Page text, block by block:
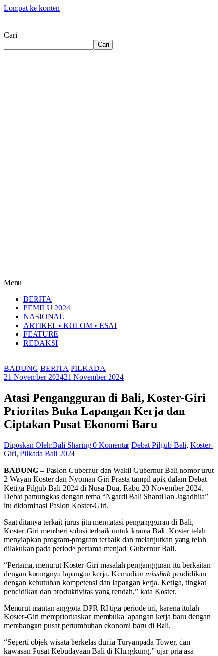
Lompat ke konten
Cari
Cari
Menu
BERITA
PEMILU 2024
NASIONAL
ARTIKEL • KOLOM • ESAI
FEATURE
REDAKSI
BADUNG BERITA PILKADA
21 November 202421 November 2024
Atasi Pengangguran di Bali, Koster-Giri
Prioritas Buka Lapangan Kerja dan
Ciptakan Pusat Ekonomi Baru
Diposkan Oleh:Bali Sharing 0 Komentar Debat Pilgub Bali, Koster-
Giri, Pilkada Bali 2024
BADUNG – Paslon Gubernur dan Wakil Gubernur Bali nomor urut
2 Wayan Koster dan Nyoman Giri Prasta tampil apik dalam Debat
Ketiga Pilgub Bali 2024 di Nusa Dua, Rabu 20 November 2024.
Debat pamungkas dengan tema “Ngardi Bali Shanti lan Jagadhita”
itu didominasi Paslon Koster-Giri.
Saat ditanya terkait jurus jitu mengatasi pengangguran di Bali,
Koster-Giri memberi solusi terbaik untuk krama Bali. Koster telah
menyiapkan program-program terbaik dan melanjutkan yang telah
dilakukan pada periode pertama menjadi Gubernur Bali.
“Pertama, menurut Koster-Giri masalah pengangguran itu berkaitan
dengan kurangnya lapangan kerja. Kemudian misslinkpendidikan
dengan kebutuhan kompetensi dan lapangan kerja. Ketiga, tingkat
pendidikan dan produktivitas yang rendah,” kata Koster.
Menurut mantan anggota DPR RI tiga periode ini, karena itulah
Koster-Giri memprioritaskan membuka lapangan kerja baru dengan
membangun pusat pertumbuhan ekonomi baru di Bali.
“Seperti objek wisata berkelas dunia Turyanpada Tower, dan
kawasan Pusat Kebudayaan Bali di Klungkung,” ujar pria asa